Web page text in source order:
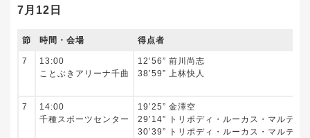
7月12日
節 時間・会場 得点者
7
13:00
ことぶきアリーナ千曲
12’56” 前川尚志
38’59” 上林快人
7
14:00
千種スポーツセンター
19’25” 金澤空
29’14” トリポディ・ルーカス・マルティ
30’39” トリポディ・ルーカス・マルティ